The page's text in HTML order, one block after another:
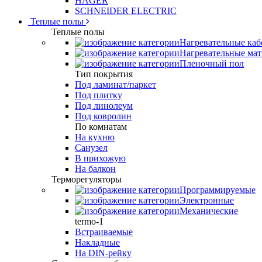
SCHNEIDER ELECTRIC
Теплые полы
Теплые полы
Нагревательные
Нагревательные
Пленочный пол
Тип покрытия
Под ламинат/паркет
Под плитку
Под линолеум
Под ковролин
По комнатам
На кухню
Санузел
В прихожую
На балкон
Терморегуляторы
Программируемые
Электронные
Механические
termo-1
Встраиваемые
Накладные
На DIN-рейку